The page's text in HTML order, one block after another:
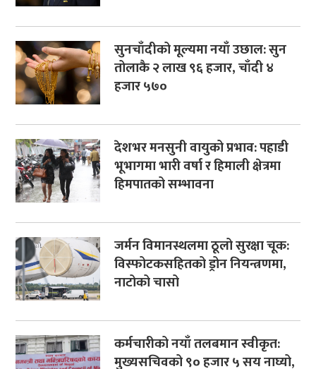
सुनचाँदीको मूल्यमा नयाँ उछाल: सुन
तोलाकै २ लाख ९६ हजार, चाँदी ४
हजार ५७०
देशभर मनसुनी वायुको प्रभाव: पहाडी
भूभागमा भारी वर्षा र हिमाली क्षेत्रमा
हिमपातको सम्भावना
जर्मन विमानस्थलमा ठूलो सुरक्षा चूक:
विस्फोटकसहितको ड्रोन नियन्त्रणमा,
नाटोको चासो
कर्मचारीको नयाँ तलबमान स्वीकृत:
मुख्यसचिवको ९० हजार ५ सय नाघ्यो,